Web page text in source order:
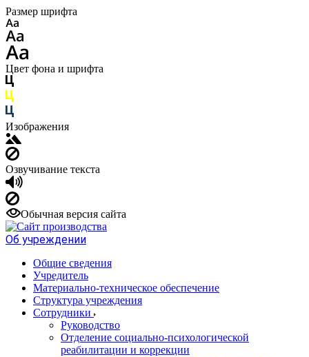
Размер шрифта
Цвет фона и шрифта
Изображения
Озвучивание текста
Обычная версия сайта
Об учреждении
Общие сведения
Учредитель
Материально-техническое обеспечение
Структура учреждения
Сотрудники
Руководство
Отделение социально-психологической
реабилитации и коррекции